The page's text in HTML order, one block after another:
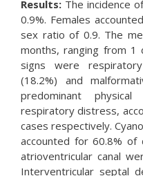
Results: The incidence
0.9%. Females
sex ratio of 0.9. The
months, ranging from 1
signs were
(18.2%) and
predominant
respiratory distress,
cases respectively.
accounted for 60.8% of
atrioventricular canal
Interventricular septal